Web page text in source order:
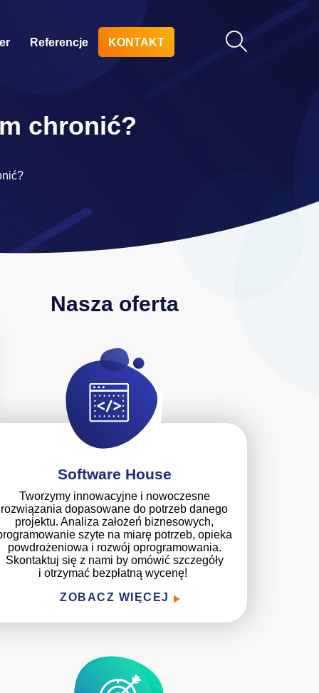
Referencje KONTAKT
chronić?
Nasza oferta
Software House
Tworzymy innowacyjne i nowoczesne
rozwiązania dopasowane do potrzeb danego
projektu. Analiza założeń biznesowych,
szyte na miarę potrzeb, opieka
powdrożeniowa i rozwój oprogramowania.
Skontaktuj się z nami by omówić szczegóły
i otrzymać bezpłatną wycenę!
ZOBACZ WIĘCEJ